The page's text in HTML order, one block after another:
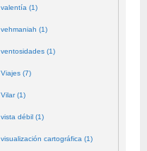
valentía (1)
vehmaniah (1)
ventosidades (1)
Viajes (7)
Vilar (1)
vista débil (1)
visualización cartográfica (1)